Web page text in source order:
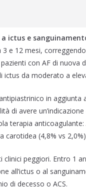
ictus e
e 12 mesi,
con AF di nuova
ictus da moderato a
in aggiunta
di avere
terapia anticoagulante:
carotidea (4,8% vs
peggiori. Entro 1
all’ictus o al
di decesso o ACS.